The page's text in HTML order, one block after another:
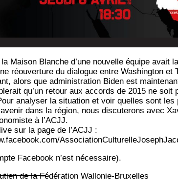
la Mai­son Blanche d’une nou­velle équipe avait
réou­ver­ture du dia­logue entre Washing­ton et
alors que admi­nis­tra­tion Biden est
qu’un retour aux accords de 2015 ne soit
ana­ly­ser la situa­tion et voir quelles sont
dans la région, nous dis­cu­te­rons avec
à l’ACJJ.
sur la page de l’ACJJ :
Face­book n’est nécessaire).
de la Fédé­ra­tion Wallonie-Bruxelles